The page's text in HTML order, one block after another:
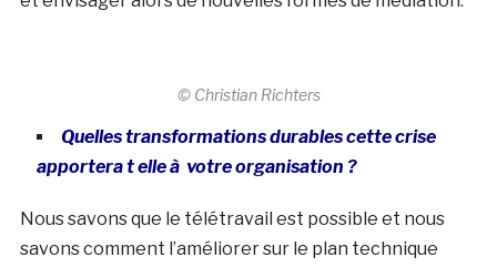
© Christian Richters
Quelles transformations durables cette crise
apportera t elle à votre organisation ?
Nous savons que le télétravail est possible et nous
savons comment l’améliorer sur le plan technique